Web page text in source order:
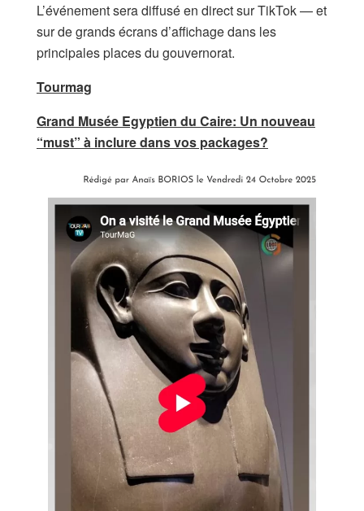
L’événement sera diffusé en direct sur TikTok — et
sur de grands écrans d’affichage dans les
principales places du gouvernorat.
Tourmag
Grand Musée Egyptien du Caire: Un nouveau
“must” à inclure dans vos packages?